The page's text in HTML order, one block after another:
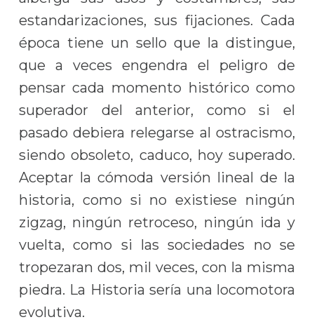
estandarizaciones, sus fijaciones. Cada
época tiene un sello que la distingue,
que a veces engendra el peligro de
pensar cada momento histórico como
superador del anterior, como si el
pasado debiera relegarse al ostracismo,
siendo obsoleto, caduco, hoy superado.
Aceptar la cómoda versión lineal de la
historia, como si no existiese ningún
zigzag, ningún retroceso, ningún ida y
vuelta, como si las sociedades no se
tropezaran dos, mil veces, con la misma
piedra. La Historia sería una locomotora
evolutiva.